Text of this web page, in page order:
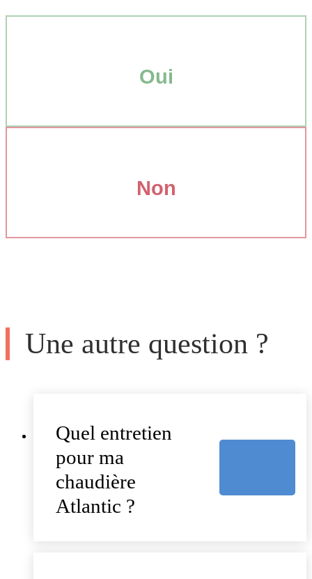
Oui
Non
Une autre question ?
Quel entretien
pour ma
chaudière
Atlantic ?